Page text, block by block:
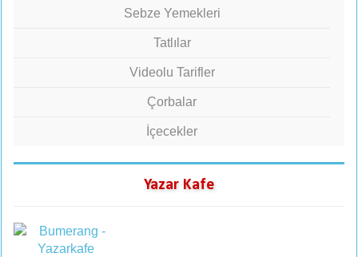
Sebze Yemekleri
Tatlılar
Videolu Tarifler
Çorbalar
İçecekler
Yazar Kafe